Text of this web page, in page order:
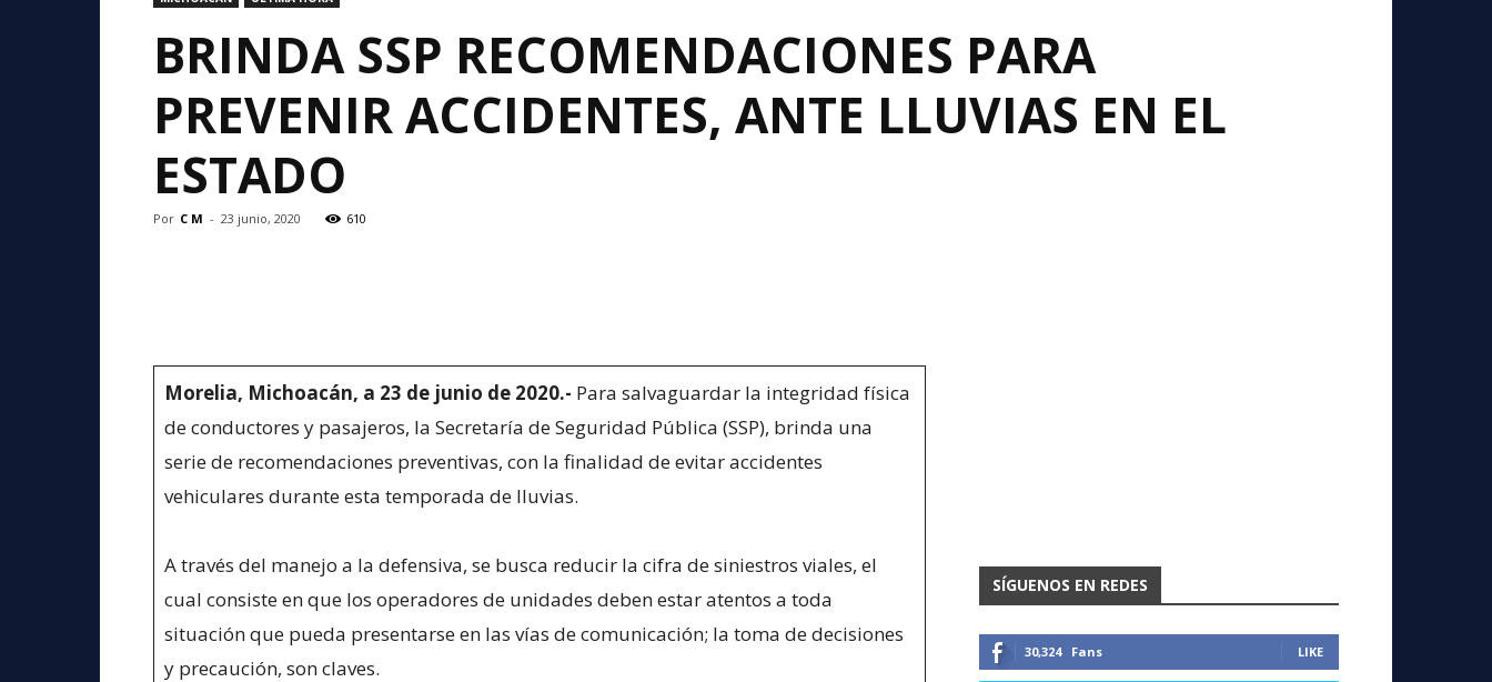
BRINDA SSP RECOMENDACIONES PARA
PREVENIR ACCIDENTES, ANTE LLUVIAS EN EL
ESTADO
Por C M - 23 junio, 2020 610
Morelia, Michoacán, a 23 de junio de 2020.- Para salvaguardar la integridad física
de conductores y pasajeros, la Secretaría de Seguridad Pública (SSP), brinda una
serie de recomendaciones preventivas, con la finalidad de evitar accidentes
vehiculares durante esta temporada de lluvias.
A través del manejo a la defensiva, se busca reducir la cifra de siniestros viales, el
cual consiste en que los operadores de unidades deben estar atentos a toda
situación que pueda presentarse en las vías de comunicación; la toma de decisiones
y precaución, son claves.
SÍGUENOS EN REDES
30,324 Fans LIKE